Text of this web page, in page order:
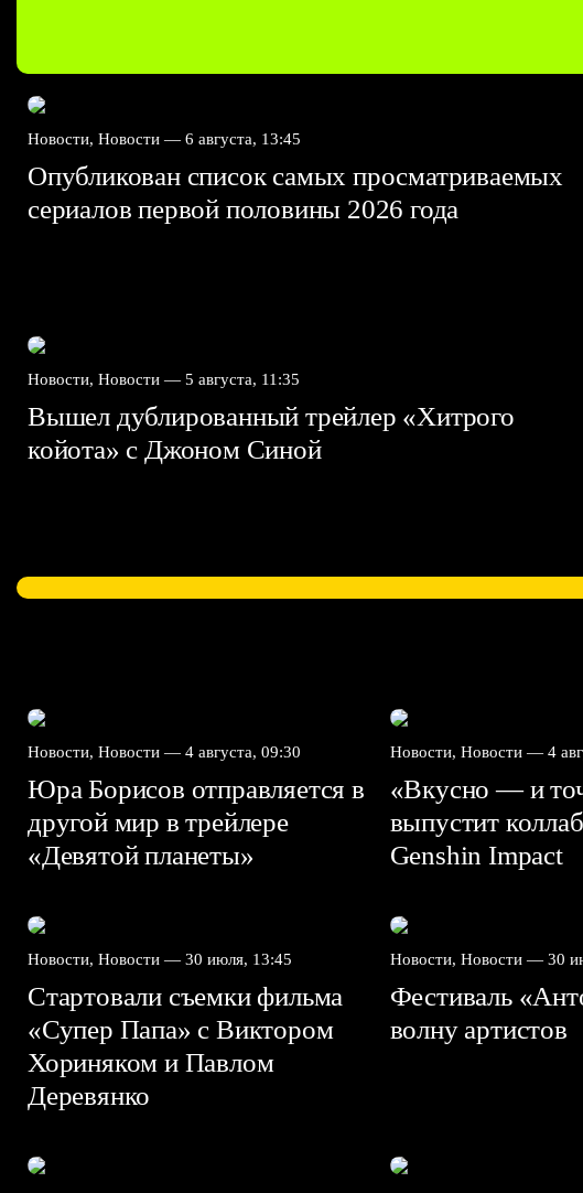
Новости, Новости — 6 августа, 13:45
Опубликован список самых просматриваемых
сериалов первой половины 2026 года
Новости, Новости — 5 августа, 11:35
Вышел дублированный трейлер «Хитрого
койота» с Джоном Синой
Новости, Новости — 4 августа, 09:30
Юра Борисов отправляется в
другой мир в трейлере
«Девятой планеты»
Новости, Новости — 4
«Вкусно — и
выпустит
Genshin Impact⁠⁠
Новости, Новости — 30 июля, 13:45
Стартовали съемки фильма
«Супер Папа» с Виктором
Хориняком и Павлом
Деревянко
Новости, Новости — 30
Фестиваль
волну артистов